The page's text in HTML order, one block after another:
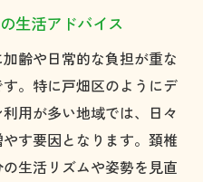
生活アドバイス
齢や日常的な負担が重な
。特に戸畑区のようにデ
用が多い地域では、日々
す要因となります。頚椎
生活リズムや姿勢を見直